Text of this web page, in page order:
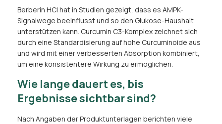
Berberin HCl hat in Studien gezeigt, dass es AMPK-
Signalwege beeinflusst und so den Glukose-Haushalt
unterstützen kann. Curcumin C3-Komplex zeichnet sich
durch eine Standardisierung auf hohe Curcuminoide aus
und wird mit einer verbesserten Absorption kombiniert,
um eine konsistentere Wirkung zu ermöglichen.
Wie lange dauert es, bis
Ergebnisse sichtbar sind?
Nach Angaben der Produktunterlagen berichten viele